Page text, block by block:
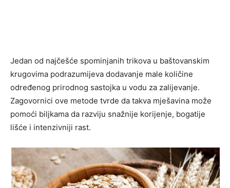
Jedan od najčešće spominjanih trikova u baštovanskim
krugovima podrazumijeva dodavanje male količine
određenog prirodnog sastojka u vodu za zalijevanje.
Zagovornici ove metode tvrde da takva mješavina može
pomoći biljkama da razviju snažnije korijenje, bogatije
lišće i intenzivniji rast.